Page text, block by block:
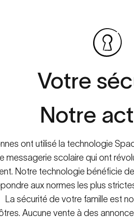
Votre
Notre
ont utilisé la technologie
scolaire qui ont
Notre technologie bénéficie
aux normes les plus
La sécurité de votre famille est
Aucune vente à des